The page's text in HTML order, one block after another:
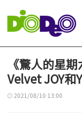
《驚人的星
Velvet JOY和
2021/08/10 13:00